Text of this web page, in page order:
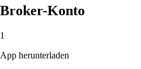
Broker-Konto
1
App herunterladen